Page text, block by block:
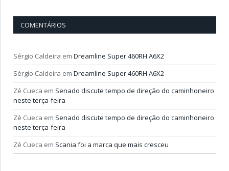
COMENTÁRIOS
Sérgio Caldeira em Dreamline Super 460RH A6X2
Sérgio Caldeira em Dreamline Super 460RH A6X2
Zé Cueca em Senado discute tempo de direção do caminhoneiro
neste terça-feira
Zé Cueca em Senado discute tempo de direção do caminhoneiro
neste terça-feira
Zé Cueca em Scania foi a marca que mais cresceu